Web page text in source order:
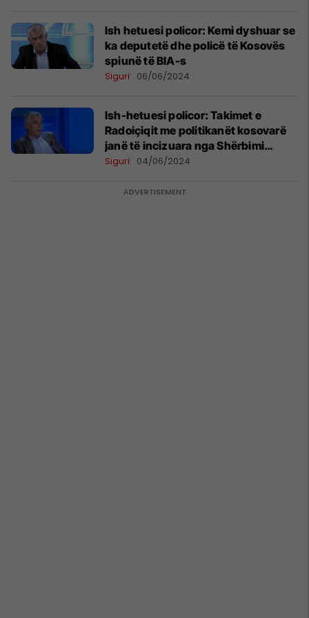
Ish hetuesi policor: Kemi dyshuar se
ka deputetë dhe policë të Kosovës
spiunë të BIA-s
Siguri 06/06/2024
Ish-hetuesi policor: Takimet e
Radoiçiqit me politikanët kosovarë
janë të incizuara nga Shërbimi
Inteligjent Serb
Siguri 04/06/2024